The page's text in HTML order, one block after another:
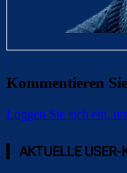
Kommentieren
Loggen Sie sich ein,
AKTUELLE